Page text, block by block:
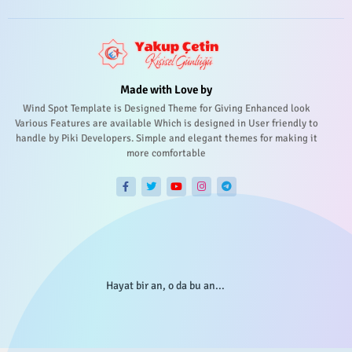
Made with Love by
Wind Spot Template is Designed Theme for Giving Enhanced look
Various Features are available Which is designed in User friendly to
handle by Piki Developers. Simple and elegant themes for making it
more comfortable
Hayat bir an, o da bu an...